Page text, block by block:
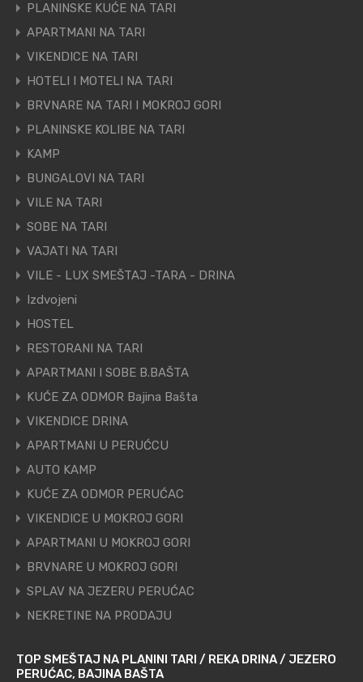
PLANINSKE KUĆE NA TARI
APARTMANI NA TARI
VIKENDICE NA TARI
HOTELI I MOTELI NA TARI
BRVNARE NA TARI I MOKROJ GORI
PLANINSKE KOLIBE NA TARI
KAMP
BUNGALOVI NA TARI
VILE NA TARI
SOBE NA TARI
VAJATI NA TARI
VILE - LUX SMEŠTAJ -TARA - DRINA
Izdvojeni
HOSTEL
RESTORANI NA TARI
APARTMANI I SOBE B.BAŠTA
KUĆE ZA ODMOR Bajina Bašta
VIKENDICE DRINA
APARTMANI U PERUĆCU
AUTO KAMP
KUĆE ZA ODMOR PERUĆAC
VIKENDICE U MOKROJ GORI
APARTMANI U MOKROJ GORI
BRVNARE U MOKROJ GORI
SPLAV NA JEZERU PERUĆAC
NEKRETINE NA PRODAJU
TOP SMEŠTAJ NA PLANINI TARI / REKA DRINA / JEZERO
PERUĆAC, BAJINA BAŠTA